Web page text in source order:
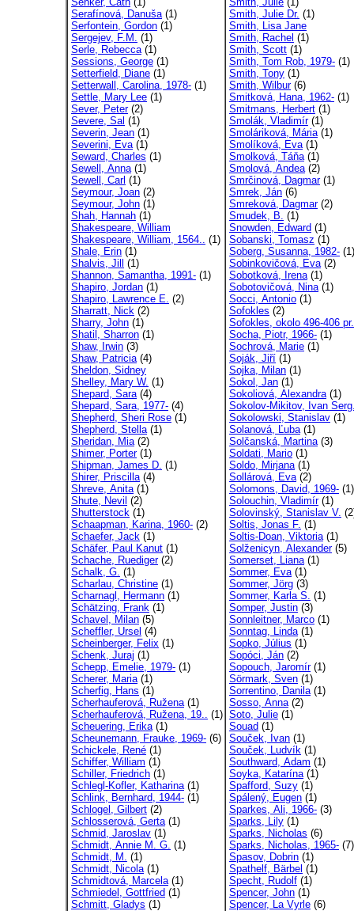
Serafínová, Danuša(1)
Serfontein, Gordon (1)
Sergejev, F.M. (1)
Serle, Rebecca(1)
Sessions, George (1)
Setterfield, Diane (1)
Setterwall, Carolina, 1978- (1)
Settle, Mary Lee (1)
Sever, Peter(2)
Severe, Sal (1)
Severin, Jean (1)
Severini, Eva(1)
Seward, Charles (1)
Sewell, Anna(1)
Sewell, Carl (1)
Seymour, Joan (2)
Seymour, John (1)
Shah, Hannah (1)
Shakespeare, William
Shakespeare, William, 1564.. (1)
Shale, Erin (1)
Shalvis, Jill
(1)
Shannon, Samantha, 1991- (1)
Shapiro, Jordan (1)
Shapiro, Lawrence E. (2)
Sharratt, Nick (2)
Sharry, John (1)
Shatil, Sharron (1)
Shaw, Irwin (3)
Shaw, Patricia(4)
Sheldon, Sidney
Shelley, Mary W. (1)
Shepard, Sara(4)
Shepard, Sara, 1977- (4)
Shepherd, Sheri Rose (1)
Shepherd, Stella(1)
Sheridan, Mia(2)
Shimer, Porter(1)
Shipman, James D. (1)
Shirer, Priscilla(4)
Shreve, Anita(1)
Shute, Nevil (2)
Shutterstock (1)
Schaapman, Karina, 1960- (2)
Schaefer, Jack (1)
Schäfer, Paul Kanut (1)
Schache, Ruediger(2)
Schalk, G. (1)
Scharlau, Christine (1)
Scharnagl, Hermann (1)
Schätzing, Frank (1)
Schavel, Milan (5)
Scheffler, Ursel (4)
Scheinberger, Felix (1)
Schenk, Juraj (1)
Schepp, Emelie, 1979- (1)
Scherer, Maria(1)
Scherfig, Hans (1)
Scherhauferová, Ružena(1)
Scherhauferová, Ružena, 19.. (1)
Scheuering, Erika(1)
Scheunemann, Frauke, 1969- (6)
Schickele, René (1)
Schiffer, William (1)
Schiller, Friedrich (1)
Schlegl-Kofler, Katharina(1)
Schlink, Bernhard, 1944- (1)
Schlogel, Gilbert (2)
Schlosserová, Gerta(1)
Schmid, Jaroslav (1)
Schmidt, Annie M. G. (1)
Schmidt, M. (1)
Schmidt, Nicola(1)
Schmidtová, Marcela(1)
Schmiedel, Gottfried (1)
Schmitt, Gladys (1)
Smith, Julie Dr. (1)
Smith, Lisa Jane
Smith, Rachel (1)
Smith, Scott (1)
Smith, Tom Rob, 1979- (1)
Smith, Tony (1)
Smith, Wilbur(6)
Smitková, Hana, 1962- (1)
Smitmans, Herbert (1)
Smolák, Vladimír(1)
Smoláriková, Mária(1)
Smolíková, Eva(1)
Smolková, Táňa(1)
Smolová, Andea(2)
Smrčinová, Dagmar(1)
Smrek, Ján (6)
Smreková, Dagmar(2)
Smudek, B. (1)
Snowden, Edward (1)
Sobanski, Tomasz (1)
Soberg, Susanna, 1982- (1)
Sobinkovičová, Eva(2)
Sobotková, Irena(1)
Sobotovičová, Nina(1)
Socci, Antonio (1)
Sofokles (2)
Sofokles, okolo 496-406
Socha, Piotr, 1966- (1)
Sochrová, Marie (1)
Soják, Jiří (1)
Sojka, Milan (1)
Sokol, Jan (1)
Sokoliová, Alexandra(1)
Sokolov-Mikitov, Ivan
Sokolowski, Stanislav (1)
Solanová, Ľuba(1)
Solčanská, Martina(3)
Soldati, Mario (1)
Soldo, Mirjana(1)
Sollárová, Eva(2)
Solomons, David, 1969- (1)
Solouchin, Vladimír(1)
Solovinský, Stanislav V.
Soltis, Jonas F. (1)
Soltis-Doan, Viktoria(1)
Solženicyn, Alexander(5)
Somerset, Liana(1)
Sommer, Eva(1)
Sommer, Jörg (3)
Sommer, Karla S. (1)
Somper, Justin (3)
Sonnleitner, Marco (1)
Sonntag, Linda(1)
Sopko, Július (1)
Sopóci, Ján (2)
Sopouch, Jaromír(1)
Sörmark, Sven (1)
Sorrentino, Danila(1)
Sosso, Anna(2)
Soto, Julie (1)
Souad (1)
Souček, Ivan (1)
Souček, Ludvík (1)
Southward, Adam (1)
Soyka, Katarína(1)
Spafford, Suzy (1)
Spálený, Eugen (1)
Sparkes, Ali, 1966- (3)
Sparks, Lily (1)
Sparks, Nicholas (6)
Sparks, Nicholas, 1965- (7)
Spasov, Dobrin (1)
Spathelf, Bärbel (1)
Specht, Rudolf (1)
Spencer, John (1)
Spencer, La Vyrle (6)